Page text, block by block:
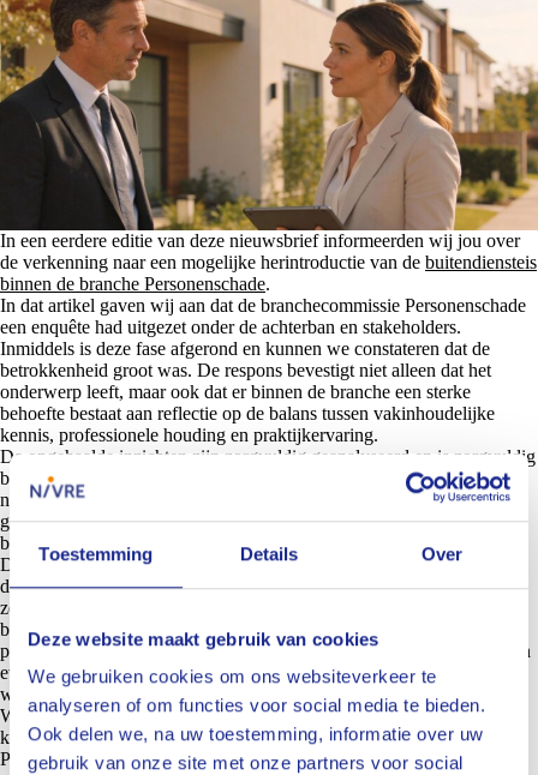
Toestemming Details Over
Deze website maakt gebruik van cookies
We gebruiken cookies om ons websiteverkeer te
analyseren of om functies voor social media te bieden.
Ook delen we, na uw toestemming, informatie over uw
gebruik van onze site met onze partners voor social
In een eerdere editie van deze nieuwsbrief informeerden wij jou over
de verkenning naar een mogelijke herintroductie van de buitendiensteis
binnen de branche Personenschade.
In dat artikel gaven wij aan dat de branchecommissie Personenschade
een enquête had uitgezet onder de achterban en stakeholders.
Inmiddels is deze fase afgerond en kunnen we constateren dat de
betrokkenheid groot was. De respons bevestigt niet alleen dat het
onderwerp leeft, maar ook dat er binnen de branche een sterke
behoefte bestaat aan reflectie op de balans tussen vakinhoudelijke
kennis, professionele houding en praktijkervaring.
De opgehaalde inzichten zijn zorgvuldig geanalyseerd en is zorgvuldig
besproken met het branchebestuur Personenschade. Hierbij is
nadrukkelijk vooruitgekeken: hoe borgen we de kwaliteit en
geloofwaardigheid van het vak. Daarop heeft het branchebestuur het
besluit genomen tot de herintrede van de buitendienst.
De komende periode staat in het teken van
verdere verdieping en
dialoog. Het besluit vormt hierbij geen eindpunt maar er wordt nu
zorgvuldig nagedacht over de manier van herintrede. Een manier die
bij iedere NIVRE-re in de branche personenschade en stakeholders
past. We zullen jou hierover blijven informeren. De vervolgstappen en
eventuele consequenties voor opleiding, instroom en vakontwikkeling
worden transparant en zorgvuldig gedeeld.
Want ook hier geldt: een toekomstbestendig beroepsprofiel vraagt om
keuzes die zijn gebaseerd op draagvlak, vakmanschap en realiteitszin.
Precies de ingrediënten waar onze branche sterk in is.